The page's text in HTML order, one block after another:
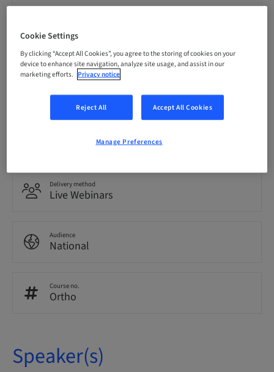
Price per Participant (local taxes apply)
JPY 15000.00
Language
Japanese
0.00 Points
Delivery method
Live Webinars
Audience
National
Course no.
Ortho
Speaker(s)
Cookie Settings
By clicking “Accept All Cookies”, you agree to the storing of cookies on your
device to enhance site navigation, analyze site usage, and assist in our
marketing efforts. Privacy notice
Reject All Accept All Cookies
Manage Preferences